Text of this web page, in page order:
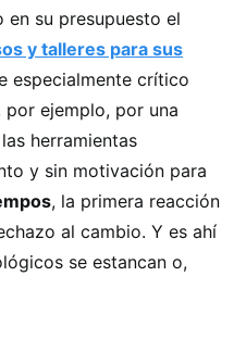
en su presupuesto el
y talleres para sus
especialmente crítico
por ejemplo, por una
herramientas
y sin motivación para
, la primera reacción
al cambio. Y es ahí
se estancan o,